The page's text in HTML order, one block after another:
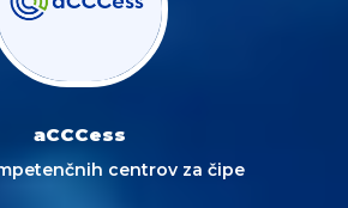
aCCCess
centrov za čipe